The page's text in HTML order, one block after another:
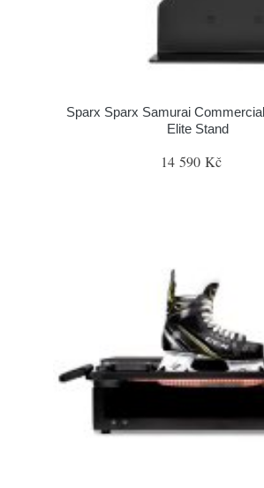
Sparx Sparx Samurai
Elite Stand
14 590 Kč